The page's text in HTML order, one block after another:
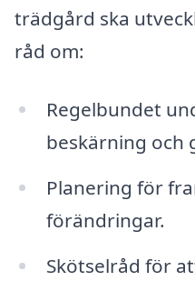
trädgård ska
råd om:
Regelbundet
beskärning och
Planering för
förändringar.
Skötselråd för